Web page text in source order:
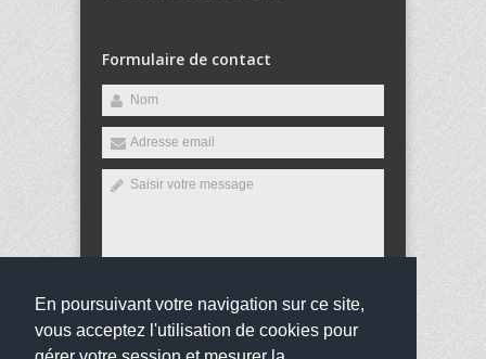
En poursuivant votre navigation sur ce site,
vous acceptez l'utilisation de cookies pour
Formulaire de contact
Envoyer